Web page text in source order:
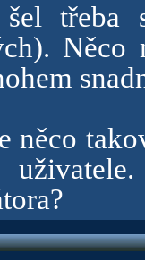
třeba
něco